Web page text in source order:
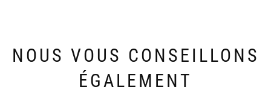
NOUS VOUS CONSEILLONS
ÉGALEMENT